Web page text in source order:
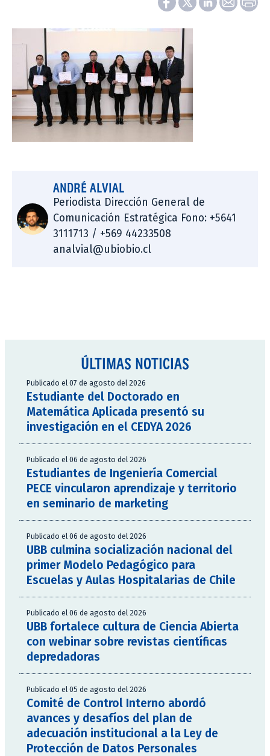
ANDRÉ ALVIAL
Periodista Dirección General de
Comunicación Estratégica Fono: +5641
3111713 / +569 44233508
analvial@ubiobio.cl
ÚLTIMAS NOTICIAS
Publicado el 07 de agosto del 2026
Estudiante del Doctorado en
Matemática Aplicada presentó su
investigación en el CEDYA 2026
Publicado el 06 de agosto del 2026
Estudiantes de Ingeniería Comercial
PECE vincularon aprendizaje y territorio
en seminario de marketing
Publicado el 06 de agosto del 2026
UBB culmina socialización nacional del
primer Modelo Pedagógico para
Escuelas y Aulas Hospitalarias de Chile
Publicado el 06 de agosto del 2026
UBB fortalece cultura de Ciencia Abierta
con webinar sobre revistas científicas
depredadoras
Publicado el 05 de agosto del 2026
Comité de Control Interno abordó
avances y desafíos del plan de
adecuación institucional a la Ley de
Protección de Datos Personales